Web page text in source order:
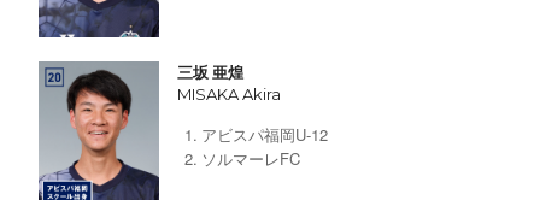
三坂 亜煌
MISAKA Akira
アビスパ福岡U-12
ソルマーレFC